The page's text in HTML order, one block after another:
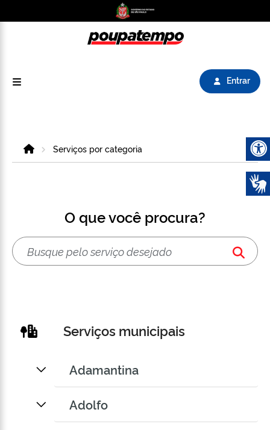
Entrar
HomeServiços por categoria
O que você procura?
Serviços municipais
Adamantina
Adolfo